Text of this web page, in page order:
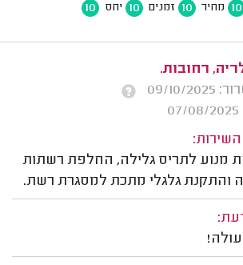
10 מחיר 10 זמנים 10 יחס 10
רחובות.
10/2025
השירות:
מנוע לתריס גלילה, החלפת רשתות
והתקנת גלגלי מתכת למסגרת רשת.